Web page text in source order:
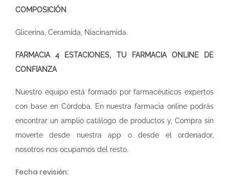
COMPOSICIÓN
Glicerina, Ceramida, Niacinamida.
FARMACIA 4 ESTACIONES, TU FARMACIA ONLINE DE
CONFIANZA
Nuestro equipo está formado por farmacéuticos expertos
con base en Córdoba. En nuestrafarmacia online podrás
encontrar un amplio catálogo de productos y, Compra sin
moverte desde nuestra app o desde el ordenador,
nosotros nos ocupamos del resto.
Fecha revisión: